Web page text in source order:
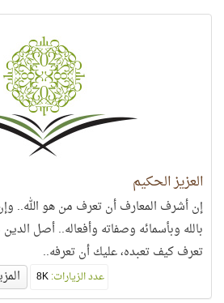
العزيز الحكيم
إن أشرف المعارف أن تعرف من هو الله..
بالله وبأسمائه وصفاته وأفعاله.. أصل
تعرف كيف تعبده، عليك أن تعرفه..
عدد الزيارات: